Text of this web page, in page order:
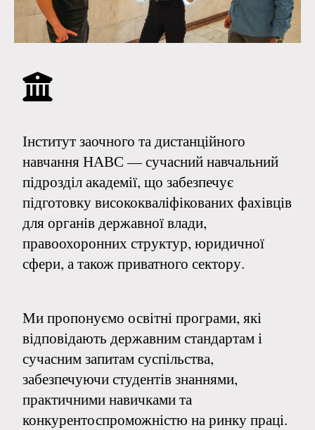
Інститут заочного та дистанційного
навчання НАВС — сучасний навчальний
підрозділ академії, що забезпечує
підготовку висококваліфікованих фахівців
для органів державної влади,
правоохоронних структур, юридичної
сфери, а також приватного сектору.
Ми пропонуємо освітні програми, які
відповідають державним стандартам і
сучасним запитам суспільства,
забезпечуючи студентів знаннями,
практичними навичками та
конкурентоспроможністю на ринку праці.